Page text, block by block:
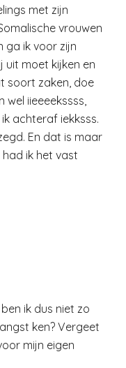
met zijn
vrouwen
ga ik voor zijn
moet kijken en
soort zaken, doe
wel iieeeekssss,
achteraf iekksss.
En dat is maar
ik het vast
ik dus niet zo
ken? Vergeet
mijn eigen